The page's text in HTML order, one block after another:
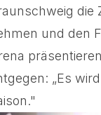
die
und den
„Es